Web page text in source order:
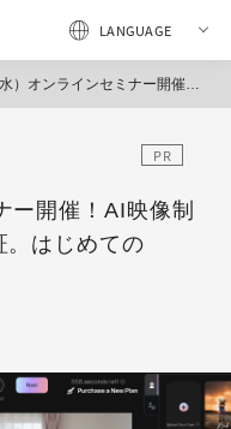
ミナー開催！AI映像制作の最前線をnpaka氏と検証。はじめてのAutodesk Flow Studio
PR
ー開催！AI映像制
。はじめての